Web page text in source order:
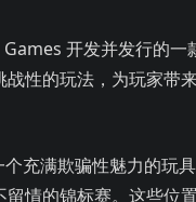
的一款 2D Roguelike
开发并发行的
性的玩法，为玩家带
充满欺骗性魅力的玩
情的锦标赛。这些位